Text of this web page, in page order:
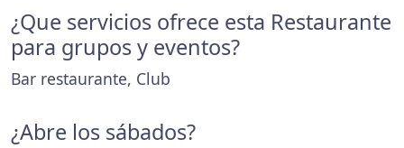
¿Que servicios ofrece esta Restaurante
para grupos y eventos?
Bar restaurante, Club
¿Abre los sábados?